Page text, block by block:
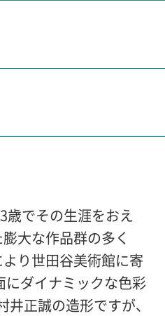
月28日（日）
まで）
80円 ／大高生
120円
歳でその生涯をおえ
膨大な作品群の多く
より世田谷美術館に寄
にダイナミックな色彩
正誠の造形ですが、